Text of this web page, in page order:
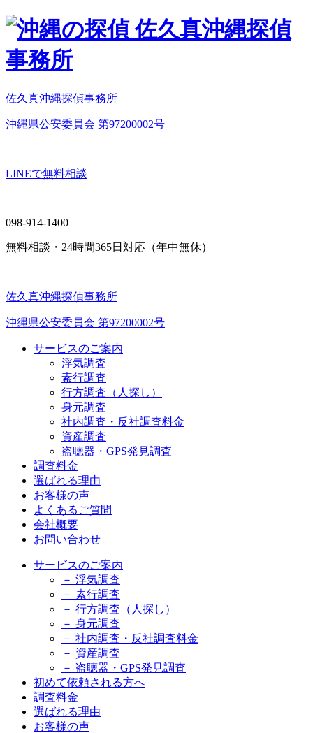
佐久真沖縄探偵事務所
沖縄県公安委員会 第97200002号
LINEで無料相談
098-914-1400
無料相談・24時間365日対応（年中無休）
佐久真沖縄探偵事務所
沖縄県公安委員会 第97200002号
サービスのご案内
浮気調査
素行調査
行方調査（人探し）
身元調査
社内調査・反社調査料金
資産調査
盗聴器・GPS発見調査
調査料金
選ばれる理由
お客様の声
よくあるご質問
会社概要
お問い合わせ
サービスのご案内
－ 浮気調査
－ 素行調査
－ 行方調査（人探し）
－ 身元調査
－ 社内調査・反社調査料金
－ 資産調査
－ 盗聴器・GPS発見調査
初めて依頼される方へ
調査料金
選ばれる理由
お客様の声